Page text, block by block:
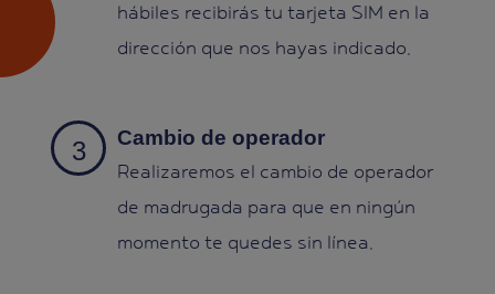
hábiles recibirás tu tarjeta SIM en la
dirección que nos hayas indicado.
Cambio de operador
Realizaremos el cambio de operador
de madrugada para que en ningún
momento te quedes sin línea.